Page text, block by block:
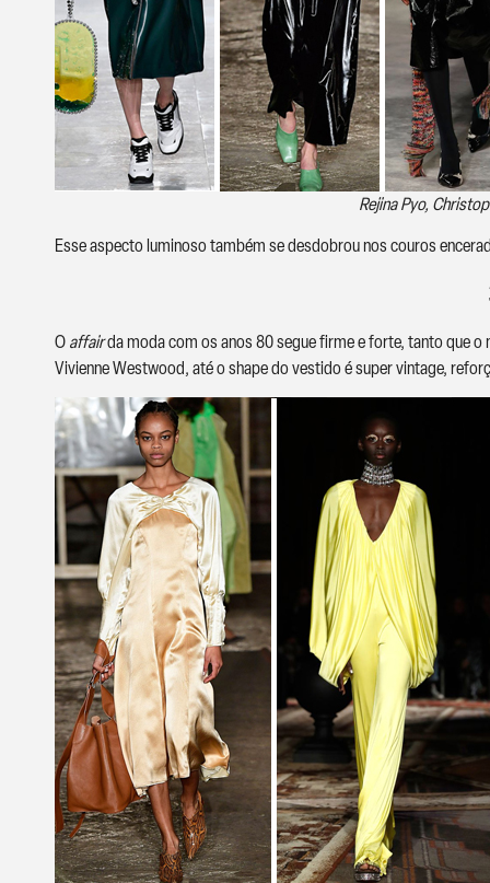
Rejina Pyo,
Esse aspecto luminoso também se desdobrou nos couros
O affairda moda com os anos 80 segue firme e forte, tanto que o
Vivienne Westwood, até o shape do vestido é super vintage,